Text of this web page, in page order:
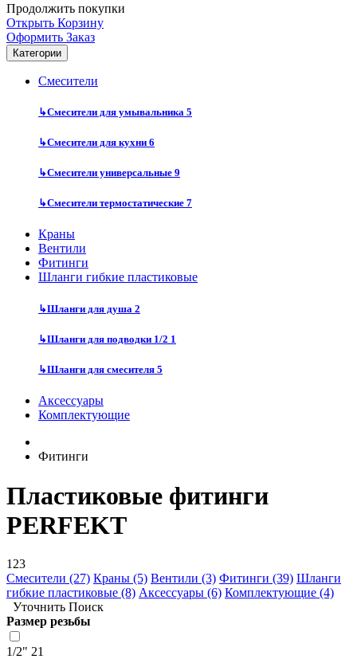
Продолжить покупки
Открыть Корзину
Оформить Заказ
Категории
Смесители
↳Смесители для умывальника 5
↳Смесители для кухни 6
↳Смесители универсальные 9
↳Смесители термостатические 7
Краны
Вентили
Фитинги
Шланги гибкие пластиковые
↳Шланги для душа 2
↳Шланги для подводки 1/2 1
↳Шланги для смесителя 5
Аксессуары
Комплектующие
Фитинги
Пластиковые фитинги
PERFEKT
123
Смесители (27) Краны (5) Вентили (3) Фитинги (39) Шланги
гибкие пластиковые (8) Аксессуары (6) Комплектующие (4)
Уточнить Поиск
Размер резьбы
1/2" 21